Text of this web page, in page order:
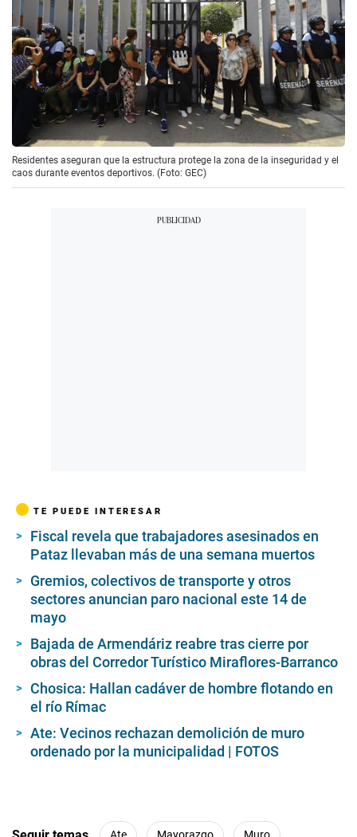
Residentes aseguran que la estructura protege la zona de la inseguridad y el
caos durante eventos deportivos. (Foto: GEC)
TE PUEDE INTERESAR
Fiscal revela que trabajadores asesinados en
Pataz llevaban más de una semana muertos
Gremios, colectivos de transporte y otros
sectores anuncian paro nacional este 14 de
mayo
Bajada de Armendáriz reabre tras cierre por
obras del Corredor Turístico Miraflores-Barranco
Chosica: Hallan cadáver de hombre flotando en
el río Rímac
Ate: Vecinos rechazan demolición de muro
ordenado por la municipalidad | FOTOS